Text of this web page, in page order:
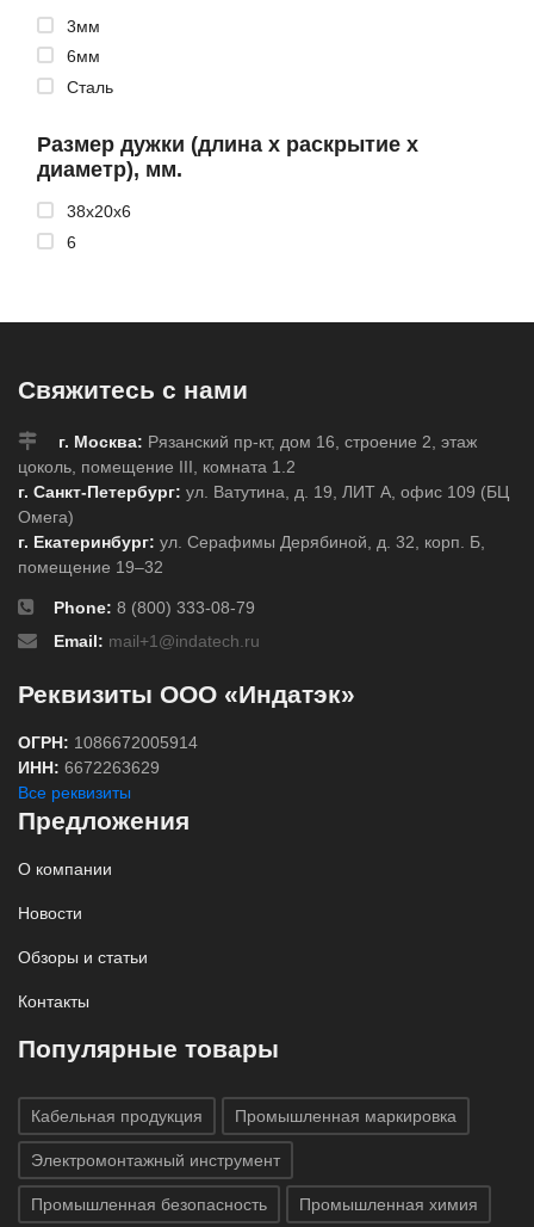
3мм
6мм
Сталь
Размер дужки (длина x раскрытие x
диаметр), мм.
38x20x6
6
Свяжитесь с нами
г. Москва: Рязанский пр-кт, дом 16, строение 2, этаж
цоколь, помещение III, комната 1.2
г. Санкт-Петербург: ул. Ватутина, д. 19, ЛИТ А, офис 109 (БЦ
Омега)
г. Екатеринбург: ул. Серафимы Дерябиной, д. 32, корп. Б,
помещение 19–32
Phone: 8 (800) 333-08-79
Email: mail+1@indatech.ru
Реквизиты ООО «Индатэк»
ОГРН: 1086672005914
ИНН: 6672263629
Все реквизиты
Предложения
О компании
Новости
Обзоры и статьи
Контакты
Популярные товары
Кабельная продукция Промышленная маркировка
Электромонтажный инструмент
Промышленная безопасность Промышленная химия